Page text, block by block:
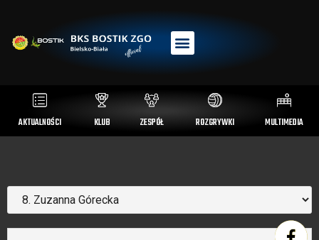
AKTUALNOŚCI KLUB ZESPÓŁ ROZGRYWKI MULTIMEDIA